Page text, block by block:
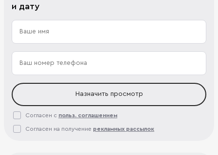
и дату
Назначить просмотр
Согласен с польз. соглашением
Согласен на получение рекламных рассылок